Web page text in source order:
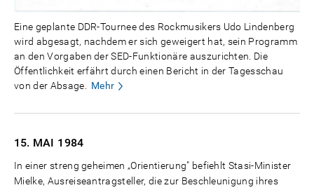
Eine geplante DDR-Tournee des Rockmusikers Udo Lindenberg
wird abgesagt, nachdem er sich geweigert hat, sein Programm
an den Vorgaben der SED-Funktionäre auszurichten. Die
Öffentlichkeit erfährt durch einen Bericht in der Tagesschau
von der Absage.
Mehr
15. MAI 1984
In einer streng geheimen „Orientierung" befiehlt Stasi-Minister
Mielke, Ausreiseantragsteller, die zur Beschleunigung ihres